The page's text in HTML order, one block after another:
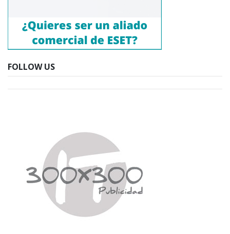
FOLLOW US